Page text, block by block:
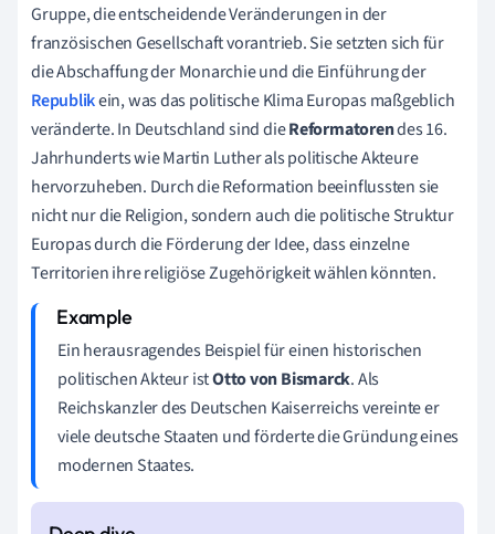
Gruppe, die entscheidende Veränderungen in der
französischen Gesellschaft vorantrieb. Sie setzten sich für
die Abschaffung der Monarchie und die Einführung der
Republikein, was das politische Klima Europas maßgeblich
veränderte. In Deutschland sind dieReformatorendes 16.
Jahrhunderts wie Martin Luther als politische Akteure
hervorzuheben. Durch die Reformation beeinflussten sie
nicht nur die Religion, sondern auch die politische Struktur
Europas durch die Förderung der Idee, dass einzelne
Territorien ihre religiöse Zugehörigkeit wählen könnten.
Ein herausragendes Beispiel für einen historischen
politischen Akteur istOtto von Bismarck. Als
Reichskanzler des Deutschen Kaiserreichs vereinte er
viele deutsche Staaten und förderte die Gründung eines
modernen Staates.